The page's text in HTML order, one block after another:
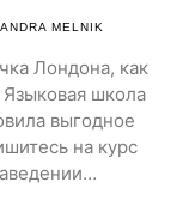
MELNIK
Лондона, как
школа
выгодное
на курс